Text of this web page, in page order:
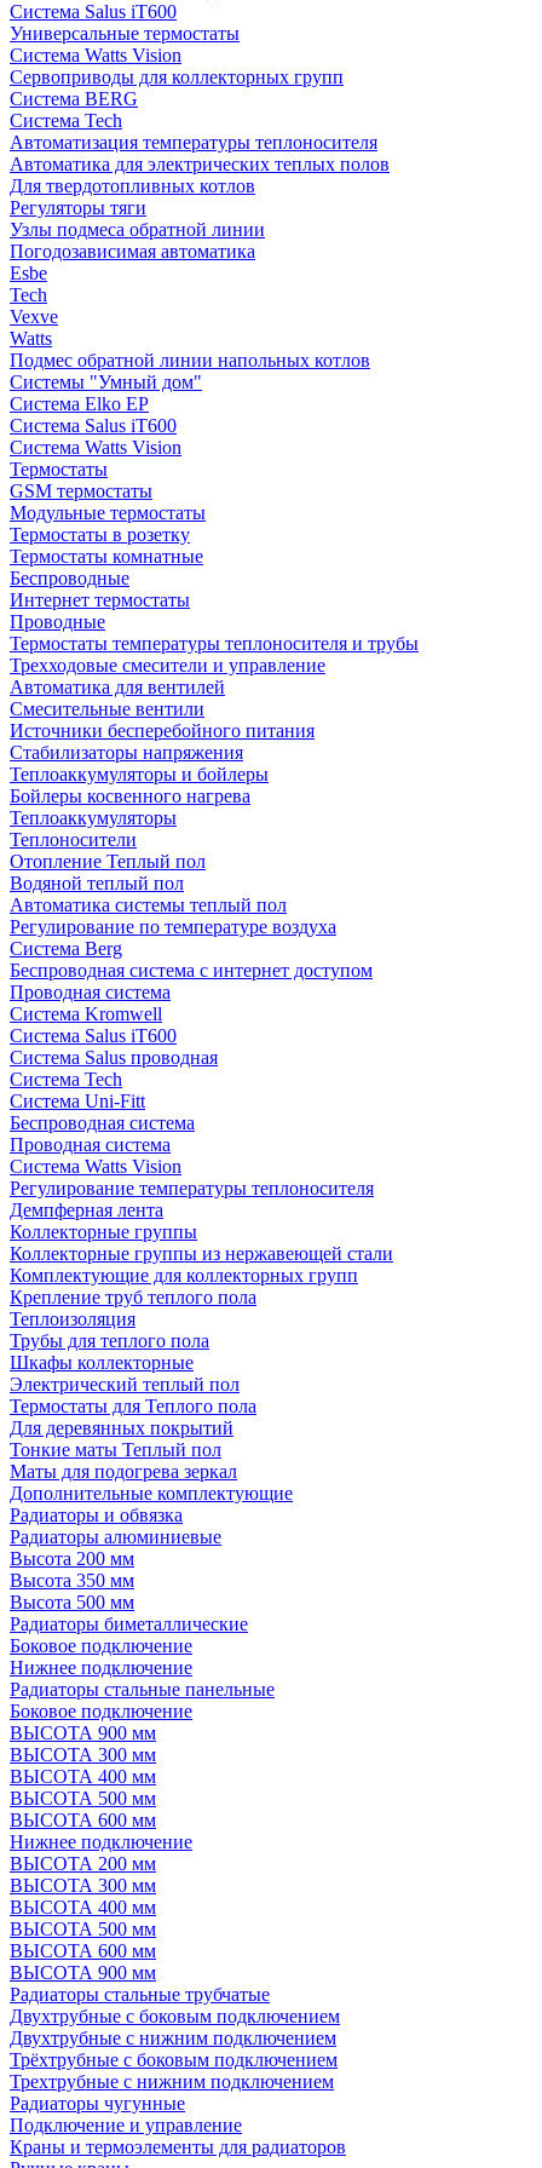
Система Salus iT600
Универсальные термостаты
Система Watts Vision
Сервоприводы для коллекторных групп
Система BERG
Система Tech
Автоматизация температуры теплоносителя
Автоматика для электрических теплых полов
Для твердотопливных котлов
Регуляторы тяги
Узлы подмеса обратной линии
Погодозависимая автоматика
Esbe
Tech
Vexve
Watts
Подмес обратной линии напольных котлов
Системы "Умный дом"
Система Elko EP
Система Salus iT600
Система Watts Vision
Термостаты
GSM термостаты
Модульные термостаты
Термостаты в розетку
Термостаты комнатные
Беспроводные
Интернет термостаты
Проводные
Термостаты температуры теплоносителя и трубы
Трехходовые смесители и управление
Автоматика для вентилей
Смесительные вентили
Источники бесперебойного питания
Стабилизаторы напряжения
Теплоаккумуляторы и бойлеры
Бойлеры косвенного нагрева
Теплоаккумуляторы
Теплоносители
Отопление Теплый пол
Водяной теплый пол
Автоматика системы теплый пол
Регулирование по температуре воздуха
Система Berg
Беспроводная система с интернет доступом
Проводная система
Система Kromwell
Система Salus iT600
Система Salus проводная
Система Tech
Система Uni-Fitt
Беспроводная система
Проводная система
Система Watts Vision
Регулирование температуры теплоносителя
Демпферная лента
Коллекторные группы
Коллекторные группы из нержавеющей стали
Комплектующие для коллекторных групп
Крепление труб теплого пола
Теплоизоляция
Трубы для теплого пола
Шкафы коллекторные
Электрический теплый пол
Термостаты для Теплого пола
Для деревянных покрытий
Тонкие маты Теплый пол
Маты для подогрева зеркал
Дополнительные комплектующие
Радиаторы и обвязка
Радиаторы алюминиевые
Высота 200 мм
Высота 350 мм
Высота 500 мм
Радиаторы биметаллические
Боковое подключение
Нижнее подключение
Радиаторы стальные панельные
Боковое подключение
ВЫСОТА 900 мм
ВЫСОТА 300 мм
ВЫСОТА 400 мм
ВЫСОТА 500 мм
ВЫСОТА 600 мм
Нижнее подключение
ВЫСОТА 200 мм
ВЫСОТА 300 мм
ВЫСОТА 400 мм
ВЫСОТА 500 мм
ВЫСОТА 600 мм
ВЫСОТА 900 мм
Радиаторы стальные трубчатые
Двухтрубные с боковым подключением
Двухтрубные с нижним подключением
Трёхтрубные с боковым подключением
Трехтрубные с нижним подключением
Радиаторы чугунные
Подключение и управление
Краны и термоэлементы для радиаторов